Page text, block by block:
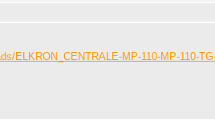
ELKRON_CENTRALE-MP-110-MP-110-